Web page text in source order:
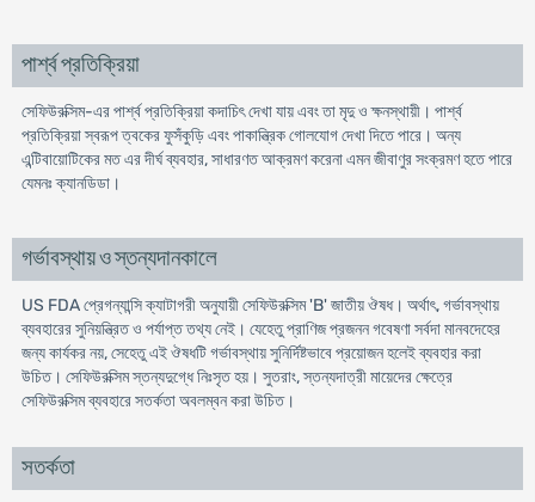
পার্শ্ব প্রতিক্রিয়া
সেফিউরক্সিম-এর পার্শ্ব প্রতিক্রিয়া কদাচিৎ দেখা যায় এবং তা মৃদু ও ক্ষনস্থায়ী। পার্শ্ব
প্রতিক্রিয়া স্বরূপ ত্বকের ফুসঁকুড়ি এবং পাকান্ত্রিক গোলযোগ দেখা দিতে পারে। অন্য
এন্টিবায়োটিকের মত এর দীর্ঘ ব্যবহার, সাধারণত আক্রমণ করেনা এমন জীবাণুর সংক্রমণ হতে পারে
যেমনঃ ক্যানডিডা।
গর্ভাবস্থায় ও স্তন্যদানকালে
US FDA প্রেগন্যান্সি ক্যাটাগরী অনুযায়ী সেফিউরক্সিম 'B' জাতীয় ঔষধ। অর্থাৎ, গর্ভাবস্থায়
ব্যবহারের সুনিয়ন্ত্রিত ও পর্যাপ্ত তথ্য নেই। যেহেতু প্রাণিজ প্রজনন গবেষণা সর্বদা মানবদেহের
জন্য কার্যকর নয়, সেহেতু এই ঔষধটি গর্ভাবস্থায় সুনির্দিষ্টভাবে প্রয়োজন হলেই ব্যবহার করা
উচিত। সেফিউরক্সিম স্তন্যদুগ্ধে নিঃসৃত হয়। সুতরাং, স্তন্যদাত্রী মায়েদের ক্ষেত্রে
সেফিউরক্সিম ব্যবহারে সতর্কতা অবলম্বন করা উচিত।
সতর্কতা